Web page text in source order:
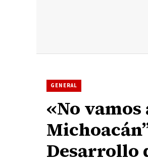
GENERAL
«No
Desarrollo